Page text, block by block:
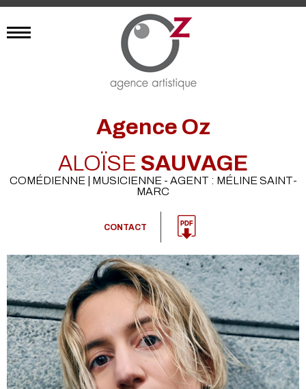
Agence Oz
ALOÏSE SAUVAGE
COMÉDIENNE | MUSICIENNE - AGENT : MÉLINE SAINT-
MARC
CONTACT